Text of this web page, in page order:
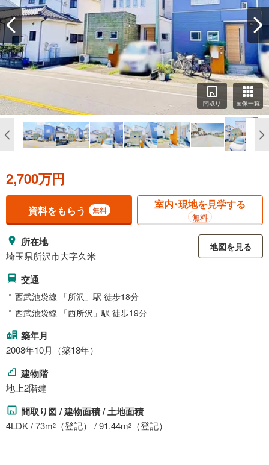
間取り 画像一覧
2,700万円
資料をもらう 無料 室内･現地を見学する
無料
所在地
埼玉県所沢市大字久米
地図を見る
交通
西武池袋線 「所沢」駅 徒歩18分
西武池袋線 「西所沢」駅 徒歩19分
築年月
2008年10月（築18年）
建物階
地上2階建
間取り図 / 建物面積 / 土地面積
4LDK / 73m2 （登記） / 91.44m2 （登記）